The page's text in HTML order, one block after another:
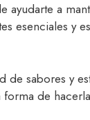
ayudarte a
esenciales y
de sabores y
de